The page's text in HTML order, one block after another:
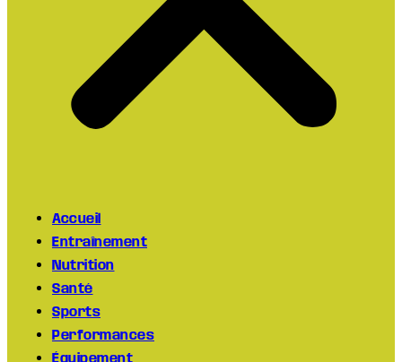
Accueil
Entraînement
Nutrition
Santé
Sports
Performances
Équipement